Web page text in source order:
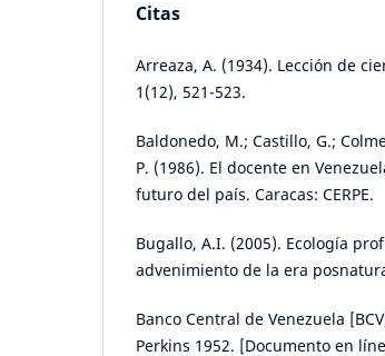
Citas
Arreaza, A. (1934). Lección de
1(12), 521-523.
Baldonedo, M.; Castillo, G.;
P. (1986). El docente en
futuro del país. Caracas: CERPE.
Bugallo, A.I. (2005). Ecología
advenimiento de la era
Banco Central de Venezuela
Perkins 1952. [Documento en